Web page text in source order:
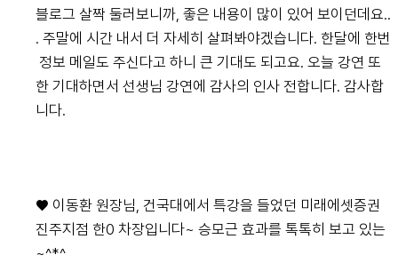
블로그 살짝 둘러보니까, 좋은 내용이 많이 있어 보이던데요..
. 주말에 시간 내서 더 자세히 살펴봐야겠습니다. 한달에 한번
정보 메일도 주신다고 하니 큰 기대도 되고요. 오늘 강연 또
한 기대하면서 선생님 강연에 감사의 인사 전합니다. 감사합
니다.
♥ 이동환 원장님, 건국대에서 특강을 들었던 미래에셋증권
진주지점 한0 차장입니다~ 승모근 효과를 톡톡히 보고 있는
~^*^